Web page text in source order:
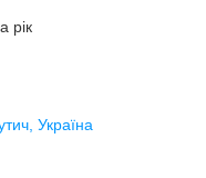
рік
Україна